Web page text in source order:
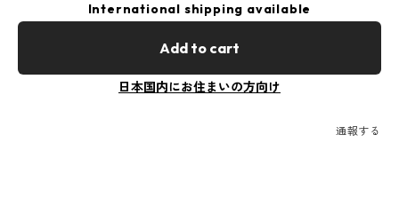
International shipping available
Add to cart
日本国内にお住まいの方向け
通報する